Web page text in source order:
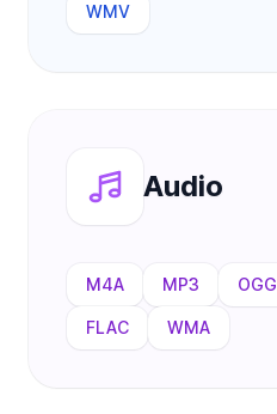
WMV
Audio
M4A MP3 OGG
FLAC WMA